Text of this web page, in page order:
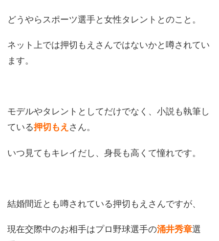
どうやらスポーツ選手と女性タレントとのこと。
ネット上では押切もえさんではないかと噂されてい
ます。
モデルやタレントとしてだけでなく、小説も執筆し
ている押切もえ さん。
いつ見てもキレイだし、身長も高くて憧れです。
結婚間近とも噂されている押切もえさんですが、
現在交際中のお相手はプロ野球選手の涌井秀章選